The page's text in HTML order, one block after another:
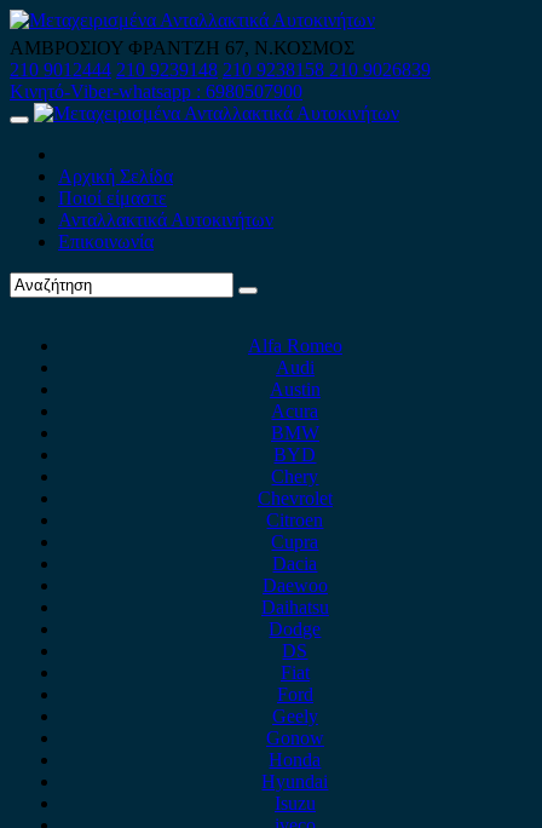
Skip
to
content
ΑΜΒΡΟΣΙΟΥ ΦΡΑΝΤΖΗ 67, Ν.ΚΟΣΜΟΣ
210 9012444 210 9239148 210 9238158 210 9026839
Κινητό-Viber-whatsapp : 6980507900
Primary
Αρχική Σελίδα
Ποιοί είμαστε
Ανταλλακτικά Αυτοκινήτων
Επικοινωνία
Alfa Romeo
Audi
Austin
Acura
BMW
BYD
Chery
Chevrolet
Citroen
Cupra
Dacia
Daewoo
Daihatsu
Dodge
DS
Fiat
Ford
Geely
Gonow
Honda
Hyundai
Isuzu